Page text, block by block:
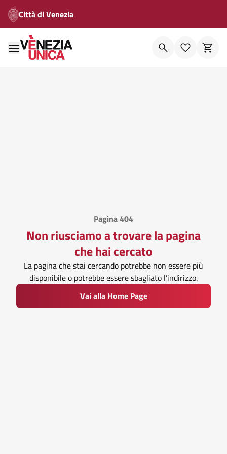
Città di Venezia
Pagina 404
Non riusciamo a trovare la pagina
che hai cercato
La pagina che stai cercando potrebbe non essere più
disponibile o potrebbe essere sbagliato l’indirizzo.
Vai alla Home Page